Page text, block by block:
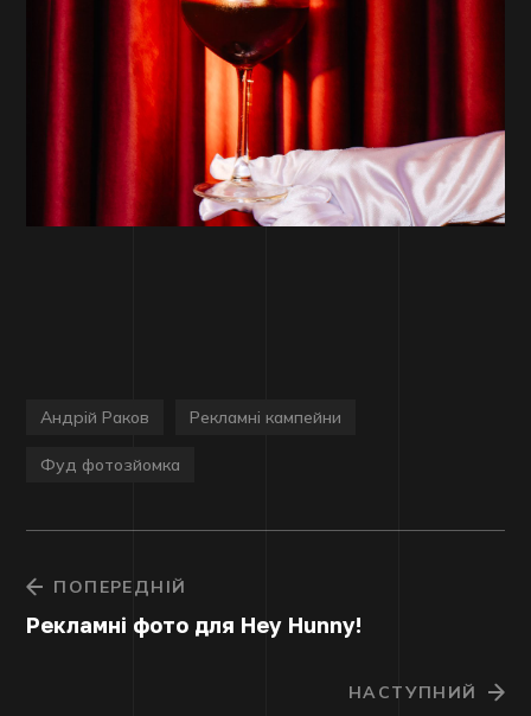
Андрій Раков Рекламні кампейни
Фуд фотозйомка
ПОПЕРЕДНІЙ
Рекламні фото для Hey Hunny!
НАСТУПНИЙ